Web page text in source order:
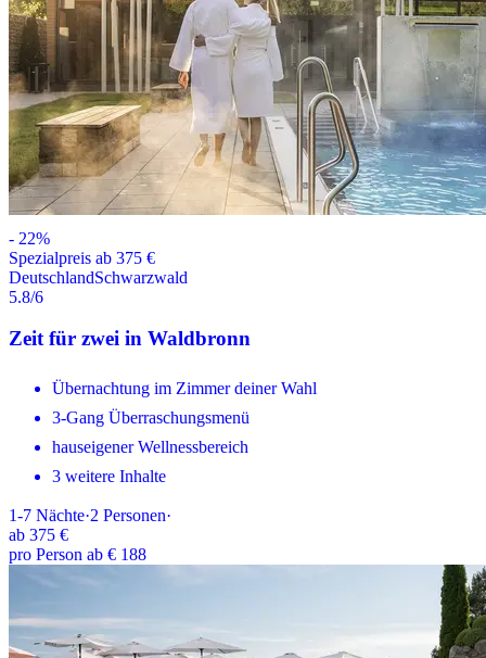
- 22%
Spezialpreis ab 375 €
DeutschlandSchwarzwald
5.8/6
Zeit für zwei in Waldbronn
Übernachtung im Zimmer deiner Wahl
3-Gang Überraschungsmenü
hauseigener Wellnessbereich
3 weitere Inhalte
1-7 Nächte·2 Personen·
ab 375 €
pro Person ab € 188